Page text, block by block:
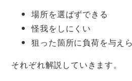
場所を選ばずできる
怪我をしにくい
狙った箇所に負荷を与え
それぞれ解説していきます。